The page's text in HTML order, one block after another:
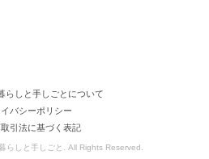
らしと手しごとについて
バシーポリシー
引法に基づく表記
らしと手しごと. All Rights Reserved.